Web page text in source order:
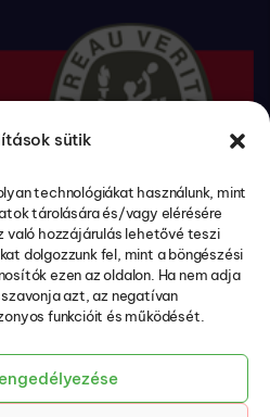
sütik
technológiákat használunk, mint
tárolására és/vagy elérésére
való hozzájárulás lehetővé teszi
dolgozzunk fel, mint a böngészési
ezen az oldalon. Ha nem adja
azt, az negatívan
funkcióit és működését.
(csak szlovén nyelven)
(csak szlovén nyelven)